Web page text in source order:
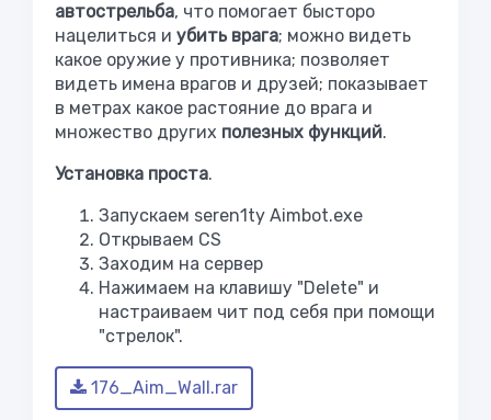
автострельба, что помогает бысторо
нацелиться и убить врага; можно видеть
какое оружие у противника; позволяет
видеть имена врагов и друзей; показывает
в метрах какое растояние до врага и
множество других полезных функций.
Установка проста.
Запускаем seren1ty Aimbot.exe
Открываем CS
Заходим на сервер
Нажимаем на клавишу "Delete" и
настраиваем чит под себя при помощи
"стрелок".
176_Aim_Wall.rar